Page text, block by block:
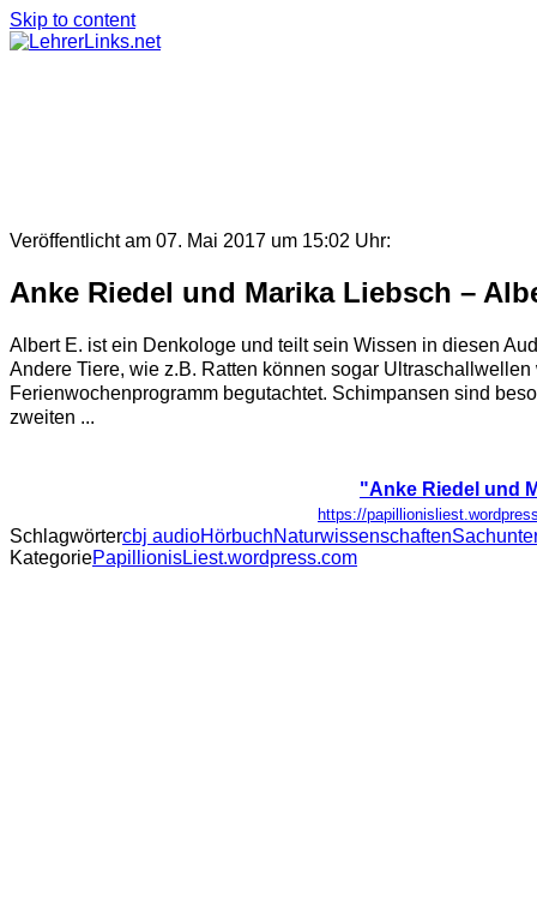
Skip to content
Veröffentlicht am 07. Mai 2017 um 15:02 Uhr:
Anke Riedel und Marika Liebsch –
Albert E. ist ein Denkologe und teilt sein Wissen in diesen
Andere Tiere, wie z.B. Ratten können sogar
Ferienwochenprogramm begutachtet. Schimpansen sind
zweiten ...
"Anke Riedel und
https://
Schlagwörtercbj audioHörbuchNaturwissenschaften
KategoriePapillionisLiest.wordpress.com